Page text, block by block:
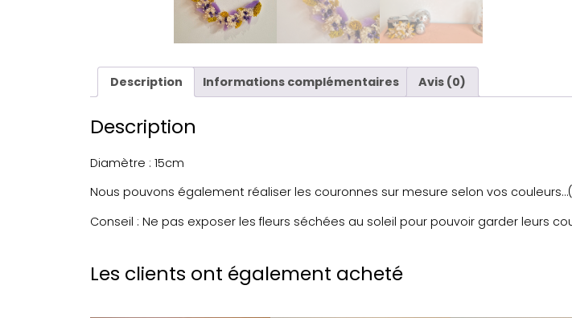
Description Informations complémentaires Avis (0)
Description
Diamètre : 15cm
Nous pouvons également réaliser les couronnes sur mesure selon vos
Conseil : Ne pas exposer les fleurs séchées au soleil pour pouvoir garder leurs
Les clients ont également acheté